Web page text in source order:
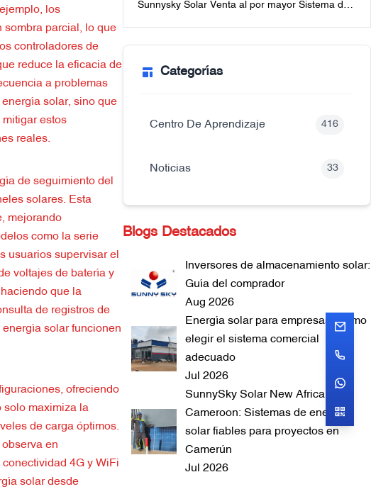
los
sombra parcial, lo que
controladores de
reduce la eficacia de
a problemas
solar, sino que
estos
reales.
de seguimiento del
solares. Esta
mejorando
como la serie
usuarios supervisar el
voltajes de batería y
que la
de registros de
solar funcionen
ofreciendo
solo maximiza la
de carga óptimos.
en
4G y WiFi
solar desde
Sunnysky Solar Venta al por mayor Sistema de
solares fuera de la red con baterías
Categorías
Centro De Aprendizaje 416
Noticias 33
Blogs Destacados
Inversores de almacenamiento solar:
Guía del comprador
Aug 2026
Energía solar para empresas: Cómo
elegir el sistema comercial
adecuado
Jul 2026
SunnySky Solar New Africa
Cameroon: Sistemas de energía
solar fiables para proyectos en
Camerún
Jul 2026